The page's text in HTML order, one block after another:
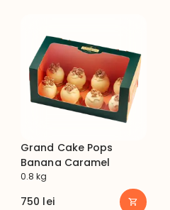
Grand Cake Pops
Banana Caramel
0.8 kg
750 lei